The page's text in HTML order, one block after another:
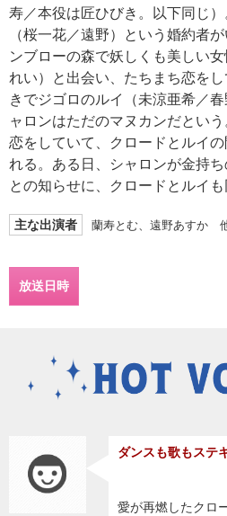
寿／本役は匠ひびき。以下同じ
（桜一花／遠野）という婚約者
ンブローの森で妖しくも美しい
れい）と出会い、たちまち恋を
きでジゴロのルイ（未涼亜希／
ャロンはただのマヌカンだとい
恋をしていて、クロードとルイ
れる。ある日、シャロンが金持
との知らせに、クロードとルイ
主な出演者 蘭寿とむ、遠野あすか
放送日時
ダンスも歌もステ
愛が再燃したクロ